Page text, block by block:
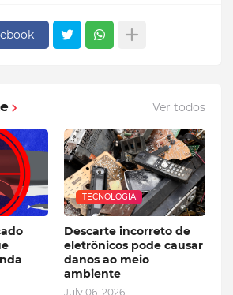
Ver todos
TECNOLOGIA
Descarte incorreto de
eletrônicos pode causar
danos ao meio
ambiente
July 06, 2026